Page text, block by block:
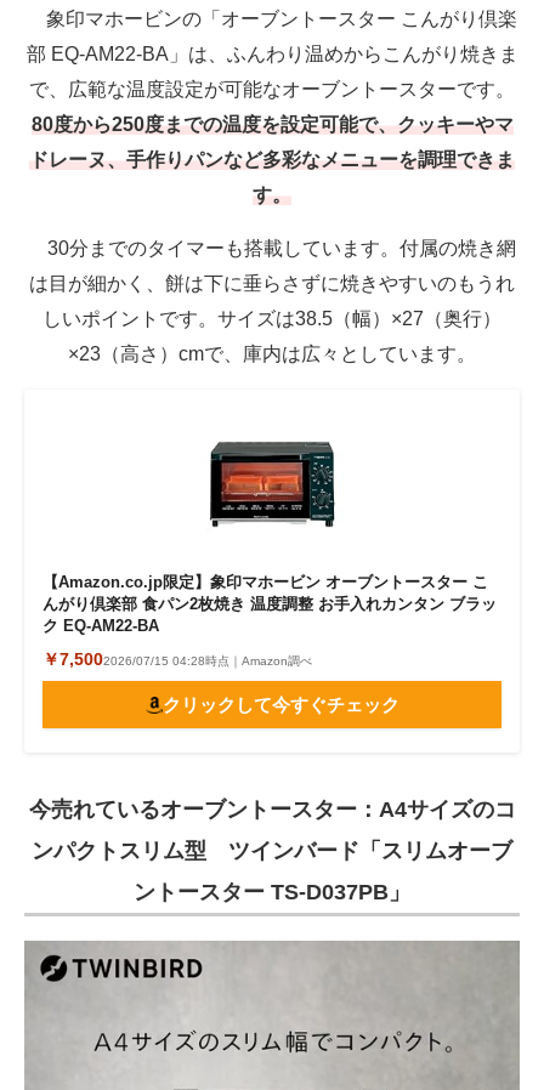
象印マホービンの「オーブントースター こんがり倶楽
部 EQ-AM22-BA」は、ふんわり温めからこんがり焼きま
で、広範な温度設定が可能なオーブントースターです。
80度から250度までの温度を設定可能で、クッキーやマ
ドレーヌ、手作りパンなど多彩なメニューを調理できま
す。
30分までのタイマーも搭載しています。付属の焼き網
は目が細かく、餅は下に垂らさずに焼きやすいのもうれ
しいポイントです。サイズは38.5（幅）×27（奥行）
×23（高さ）cmで、庫内は広々としています。
【Amazon.co.jp限定】象印マホービン オーブントースター こ
んがり倶楽部 食パン2枚焼き 温度調整 お手入れカンタン ブラッ
ク EQ-AM22-BA
￥7,5002026/07/15 04:28時点｜Amazon調べ
クリックして今すぐチェック
今売れているオーブントースター：A4サイズのコ
ンパクトスリム型 ツインバード「スリムオーブ
ントースター TS-D037PB」